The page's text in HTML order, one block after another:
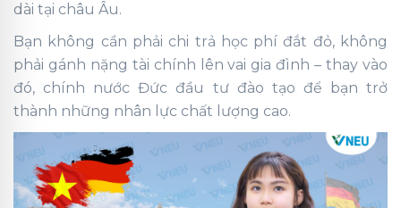
dài tại châu Âu.
Bạn không cần phải chi trả học phí đắt đỏ, không
phải gánh nặng tài chính lên vai gia đình – thay vào
đó, chính nước Đức đầu tư đào tạo để bạn trở
thành những nhân lực chất lượng cao.